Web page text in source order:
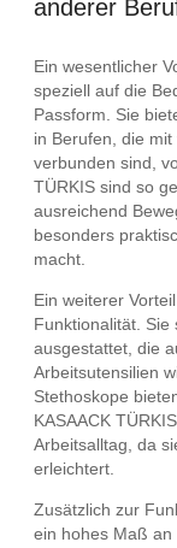
anderer
Ein wesentlicher
speziell auf die
Passform. Sie
in Berufen, die
verbunden sind,
TÜRKIS sind so
ausreichend
besonders
macht.
Ein weiterer
Funktionalität. Sie
ausgestattet, die
Arbeitsutensilien
Stethoskope
KASAACK
Arbeitsalltag, da
erleichtert.
Zusätzlich zur
ein hohes Maß an